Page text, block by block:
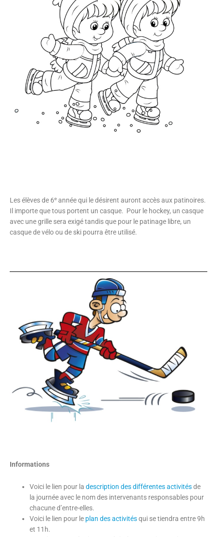
Les élèves de 6e année qui le désirent auront accès aux patinoires.
Il importe que tous portent un casque. Pour le hockey, un casque
avec une grille sera exigé tandis que pour le patinage libre, un
casque de vélo ou de ski pourra être utilisé.
Informations
Voici le lien pour ladescription des différentes activitésde
la journée avec le nom des intervenants responsables pour
chacune d’entre-elles.
Voici le lien pour le plan des activitésqui se tiendra entre 9h
et 11h.